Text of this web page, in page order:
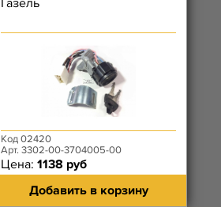
Газель
Код 02420
Арт. 3302-00-3704005-00
Цена: 1138 руб
Добавить в корзину